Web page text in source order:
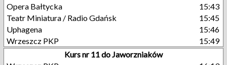
Opera Bałtycka
15:43
Teatr Miniatura / Radio Gdańsk
15:45
Uphagena
15:46
Wrzeszcz PKP
15:49
Kurs nr 11 do Jaworzniaków